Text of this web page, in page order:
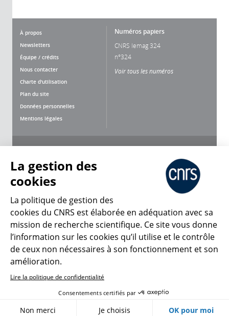
À propos
Newsletters
Équipe / crédits
Nous contacter
Charte d'utilisation
Plan du site
Données personnelles
Mentions légales
Numéros papiers
CNRS lemag 324
n°324
Voir tous les numéros
CNRS Le Mag
© 2026, CNRS
Créer un compte Se connecter
Gestion des cookies
La gestion des
cookies
La politique de gestion des
cookies du CNRS est élaborée en adéquation avec sa
mission de recherche scientifique. Ce site vous donne
l’information sur les cookies qu’il utilise et le contrôle
de ceux non nécessaires à son fonctionnement et son
amélioration.
Lire la politique de confidentialité
Consentements certifiés par
Non merci Je choisis OK pour moi